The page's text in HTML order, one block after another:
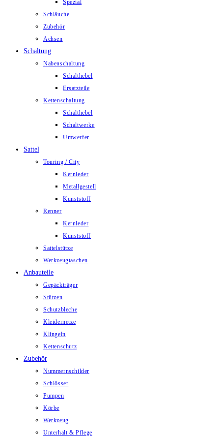
Spezial
Schläuche
Zubehör
Achsen
Schaltung
Nabenschaltung
Schalthebel
Ersatzteile
Kettenschaltung
Schalthebel
Schaltwerke
Umwerfer
Sattel
Touring / City
Kernleder
Metallgestell
Kunststoff
Renner
Kernleder
Kunststoff
Sattelstütze
Werkzeugtaschen
Anbauteile
Gepäckträger
Stützen
Schutzbleche
Kleidernetze
Klingeln
Kettenschutz
Zubehör
Nummernschilder
Schlösser
Pumpen
Körbe
Werkzeug
Unterhalt & Pflege